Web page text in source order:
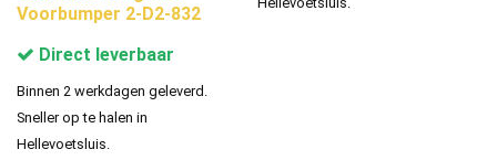
Voorbumper 2-D2-832
Direct leverbaar
Binnen 2 werkdagen geleverd.
Sneller op te halen in
Hellevoetsluis.